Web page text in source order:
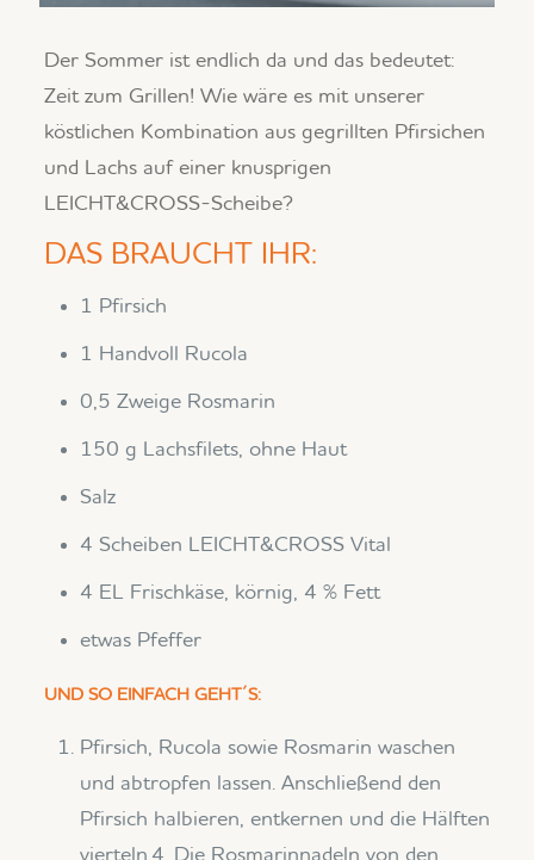
Der Sommer ist endlich da und das bedeutet:
Zeit zum Grillen! Wie wäre es mit unserer
köstlichen Kombination aus gegrillten Pfirsichen
und Lachs auf einer knusprigen
LEICHT&CROSS-Scheibe?
DAS BRAUCHT IHR:
1 Pfirsich
1 Handvoll Rucola
0,5 Zweige Rosmarin
150 g Lachsfilets, ohne Haut
Salz
4 Scheiben LEICHT&CROSS Vital
4 EL Frischkäse, körnig, 4 % Fett
etwas Pfeffer
UND SO EINFACH GEHT´S:
Pfirsich, Rucola sowie Rosmarin waschen
und abtropfen lassen. Anschließend den
Pfirsich halbieren, entkernen und die Hälften
vierteln.4. Die Rosmarinnadeln von den